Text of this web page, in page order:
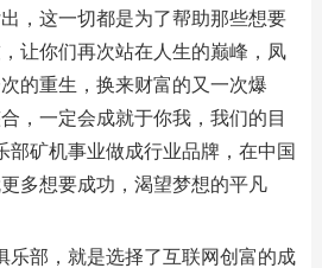
，这一切都是为了帮助那些想要
让你们再次站在人生的巅峰，凤
的重生，换来财富的又一次爆
，一定会成就于你我，我们的目
部矿机事业做成行业品牌，在中国
多想要成功，渴望梦想的平凡
乐部，就是选择了互联网创富的成